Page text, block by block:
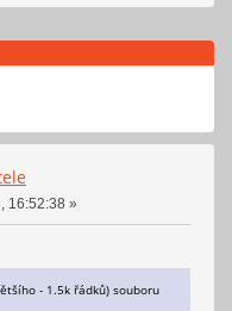
16:52:38 »
- 1.5k řádků) souboru